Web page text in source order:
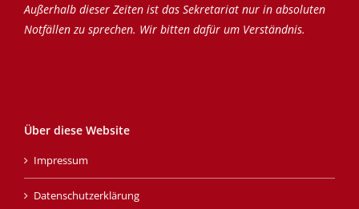
Außerhalb dieser Zeiten ist das Sekretariat nur in absoluten
Notfällen zu sprechen. Wir bitten dafür um Verständnis.
Über diese Website
Impressum
Datenschutzerklärung